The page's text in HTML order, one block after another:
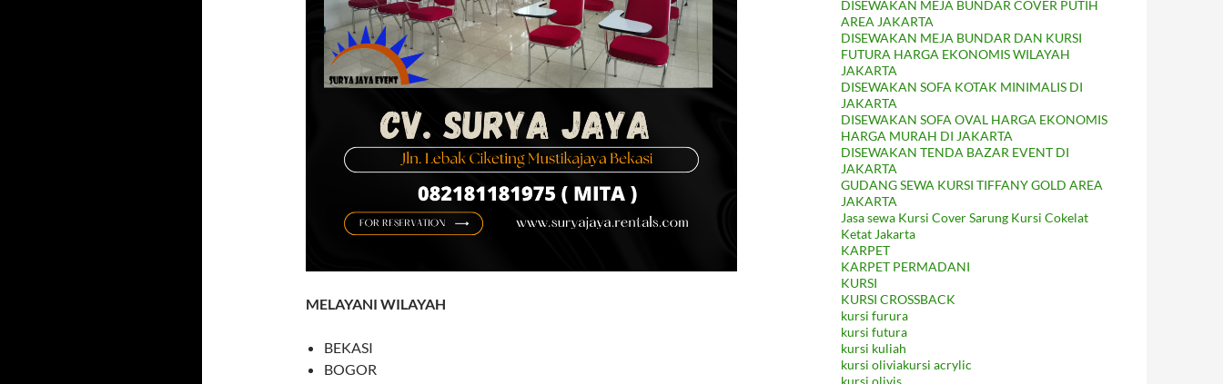
MELAYANI WILAYAH
BEKASI
BOGOR
DISEWAKAN MEJA BUNDAR COVER PUTIH
AREA JAKARTA
DISEWAKAN MEJA BUNDAR DAN KURSI
FUTURA HARGA EKONOMIS WILAYAH
JAKARTA
DISEWAKAN SOFA KOTAK MINIMALIS DI
JAKARTA
DISEWAKAN SOFA OVAL HARGA EKONOMIS
HARGA MURAH DI JAKARTA
DISEWAKAN TENDA BAZAR EVENT DI
JAKARTA
GUDANG SEWA KURSI TIFFANY GOLD AREA
JAKARTA
Jasa sewa Kursi Cover Sarung Kursi Cokelat
Ketat Jakarta
KARPET
KARPET PERMADANI
KURSI
KURSI CROSSBACK
kursi furura
kursi futura
kursi kuliah
kursi oliviakursi acrylic
kursi olivis